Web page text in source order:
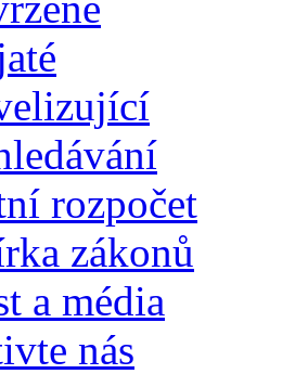
rozpočet
zákonů
a média
nás